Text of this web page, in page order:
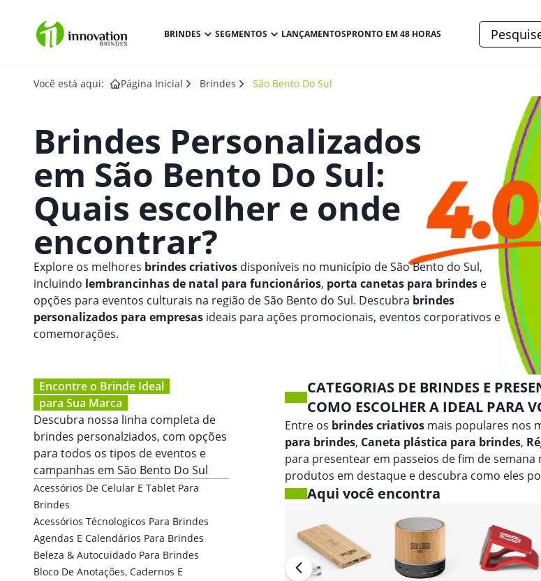
BRINDES SEGMENTOS LANÇAMENTOSPRONTO EM 48 HORAS
Você está aqui: Página Inicial Brindes São Bento Do Sul
Brindes Personalizados
em São Bento Do Sul:
Quais escolher e onde
encontrar?
Explore os melhores brindes criativos disponíveis no município de São Bento do Sul,
incluindo lembrancinhas de natal para funcionários, porta canetas para brindes e
opções para eventos culturais na região de São Bento do Sul. Descubra brindes
personalizados para empresas ideais para ações promocionais, eventos corporativos e
comemorações.
Encontre o Brinde Ideal
para Sua Marca
Descubra nossa linha completa de
brindes personalziados, com opções
para todos os tipos de eventos e
campanhas em São Bento Do Sul
Acessórios De Celular E Tablet Para
Brindes
Acessórios Técnologicos Para Brindes
Agendas E Calendários Para Brindes
Beleza & Autocuidado Para Brindes
Bloco De Anotações, Cadernos E
CATEGORIAS DE BRINDES E
COMO ESCOLHER A IDEAL PARA
Entre os brindes criativos mais populares nos
para brindes, Caneta plástica para brindes,
para presentear em passeios de fim de semana
produtos em destaque e descubra como eles
Aqui você encontra